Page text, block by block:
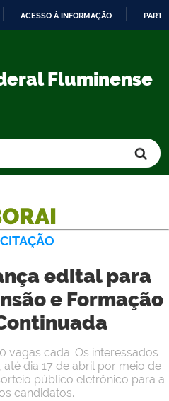
CONTEÚDO
ACESSO À INFORMAÇÃO
Fluminense
edital para
e Formação
vagas cada. Os interessados
dia 17 de abril por meio de
público eletrônico para a
candidatos.